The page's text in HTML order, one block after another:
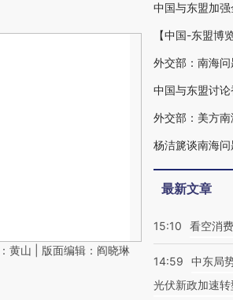
黄山 | 版面编辑：阎晓琳
中国与东盟加
【中国-东盟博
中国与东盟讨
外交部：美方
杨洁篪谈南海问
最新文章
15:10 看空消
14:59
中东局
光伏新政加速转